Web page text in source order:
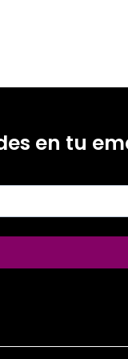
en tu